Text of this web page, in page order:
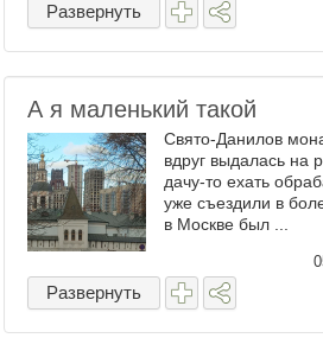
Развернуть
А я маленький такой
Свято-Данилов
вдруг выдалась на
дачу-то ехать
уже съездили в
в Москве был ...
Развернуть